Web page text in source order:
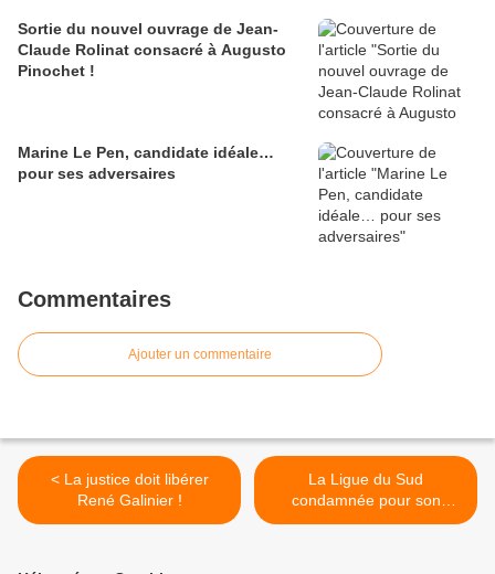
Sortie du nouvel ouvrage de Jean-
Claude Rolinat consacré à Augusto
Pinochet !
Marine Le Pen, candidate idéale…
pour ses adversaires
Commentaires
Ajouter un commentaire
< La justice doit libérer
René Galinier !
La Ligue du Sud
condamnée pour son
opposition à la grande